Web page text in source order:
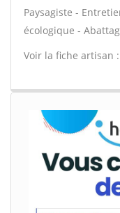
Paysagiste -
écologique -
Voir la fiche artisan :